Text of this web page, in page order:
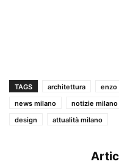
TAGS architettura enzo
news milano
notizie milano
design
attualità milano